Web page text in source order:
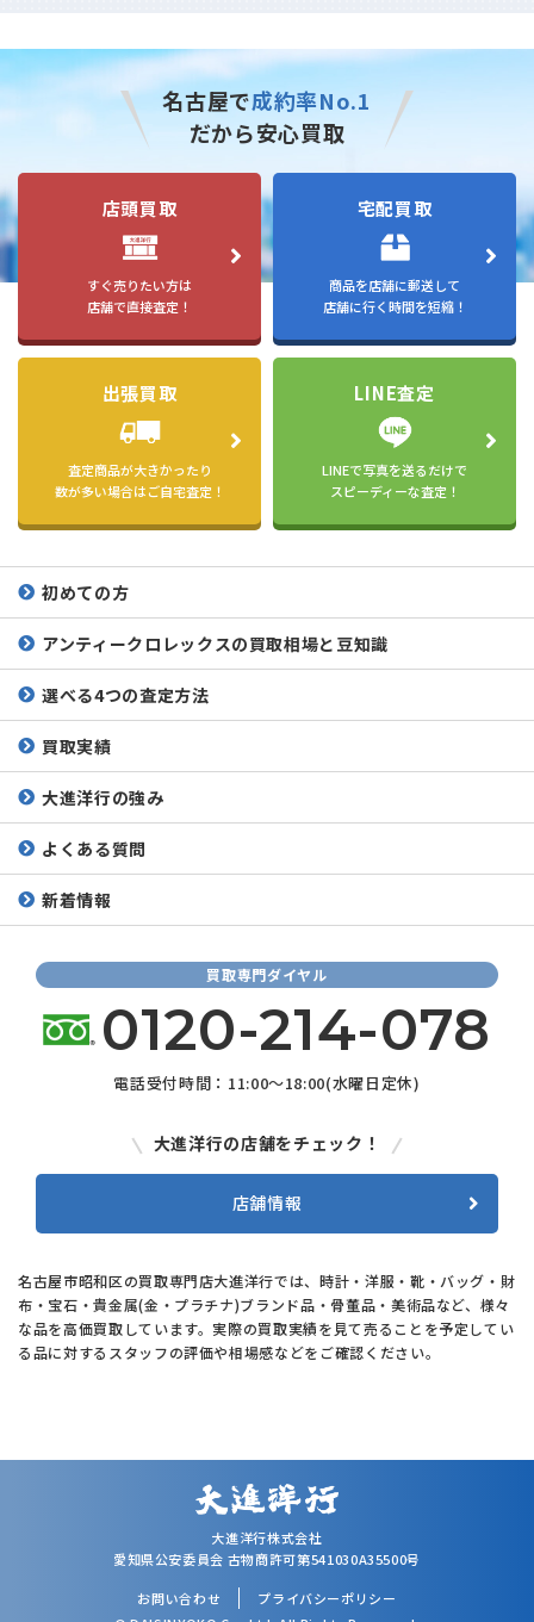
名古屋で成約率No.1
だから安心買取
店頭買取
すぐ売りたい方は
店舗で直接査定！
宅配買取
商品を店舗に郵送して
店舗に行く時間を短縮！
出張買取
査定商品が大きかったり
数が多い場合はご自宅査定！
LINE査定
LINEで写真を送るだけで
スピーディーな査定！
初めての方
アンティークロレックスの買取相場と豆知識
選べる4つの査定方法
買取実績
大進洋行の強み
よくある質問
新着情報
買取専門ダイヤル
0120-214-078
電話受付時間：11:00～18:00(水曜日定休)
大進洋行の店舗をチェック！
店舗情報
名古屋市昭和区の買取専門店大進洋行では、時計・洋服・靴・バッグ・財
布・宝石・貴金属(金・プラチナ)ブランド品・骨董品・美術品など、様々
な品を高価買取しています。実際の買取実績を見て売ることを予定してい
る品に対するスタッフの評価や相場感などをご確認ください。
大進洋行株式会社
愛知県公安委員会 古物商許可第541030A35500号
お問い合わせ
プライバシーポリシー